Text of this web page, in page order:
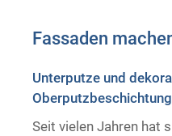
Fassaden
Unterputze und
Seit vielen Jahren hat